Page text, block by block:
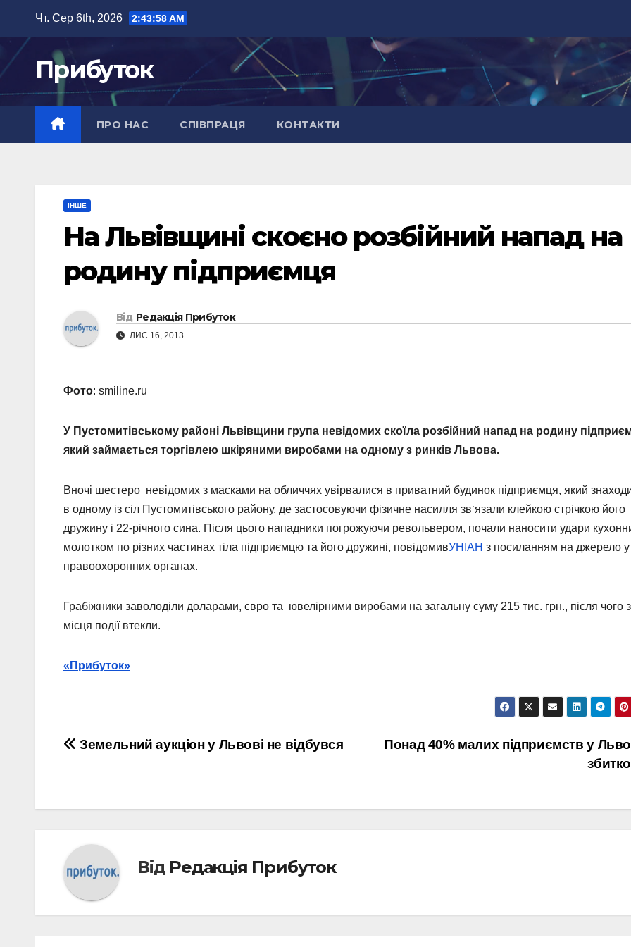
вмісту
Чт. Сер 6th, 2026 2:43:59 AM
Прибуток
ПРО НАС СПІВПРАЦЯ КОНТАКТИ
ІНШЕ
На Львівщині скоєно розбійний напад на
родину підприємця
Від Редакція Прибуток
ЛИС 16, 2013
Фото: smiline.ru
У Пустомитівському районі Львівщини група невідомих скоїла розбійний напад на родину
який займається торгівлею шкіряними виробами на одному з ринків Львова.
Вночі шестеро невідомих з масками на обличчях увірвалися в приватний будинок підприємця, який
в одному із сіл Пустомитівського району, де застосовуючи фізичне насилля зв‘язали клейкою стрічкою його
дружину і 22-річного сина. Після цього нападники погрожуючи револьвером, почали наносити удари
молотком по різних частинах тіла підприємцю та його дружині, повідомивУНІАН з посиланням на джерело у
правоохоронних органах.
Грабіжники заволоділи доларами, євро та ювелірними виробами на загальну суму 215 тис. грн., після чого з
місця події втекли.
«Прибуток»
Навігація
Понад 40% малих підприємств у
Земельний аукціон у Львові не відбувся
Від Редакція Прибуток